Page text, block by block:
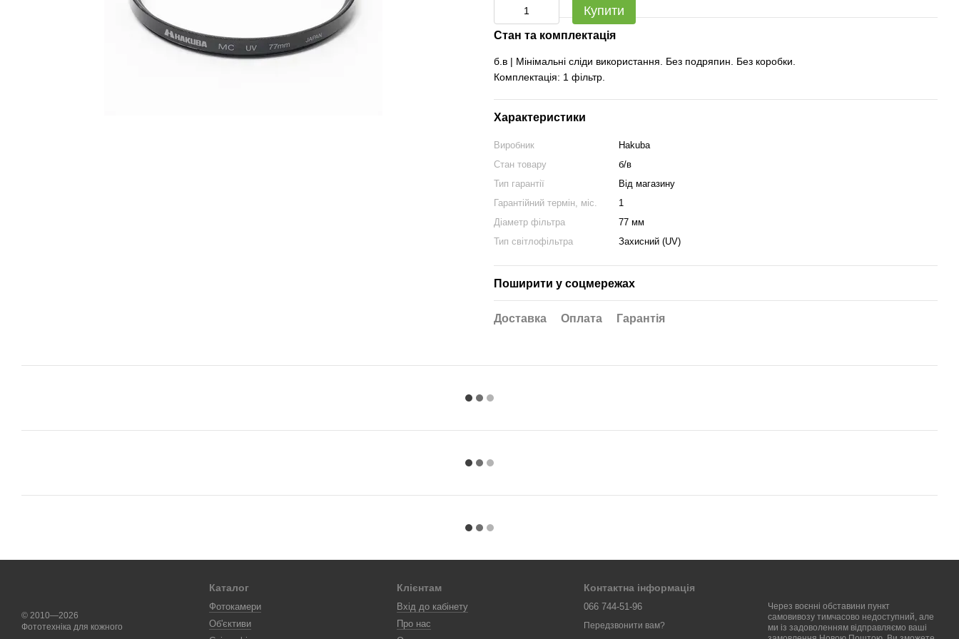
Купити
Стан та комплектація
б.в | Мінімальні сліди використання. Без подряпин. Без коробки.
Комплектація: 1 фільтр.
Характеристики
Виробник
Hakuba
Стан товару
б/в
Тип гарантії
Від магазину
Гарантійний термін, міс.
1
Діаметр фільтра
77 мм
Тип світлофільтра
Захисний (UV)
Поширити у соцмережах
Доставка Оплата Гарантія
© 2010—2026
Фототехніка для кожного
Каталог
Фотокамери
Об'єктиви
Клієнтам
Вхід до кабінету
Про нас
Контактна інформація
066 744-51-96
Передзвонити вам?
Через воєнні обставини пункт
самовивозу тимчасово недоступний, але
ми із задоволенням відправляємо ваші